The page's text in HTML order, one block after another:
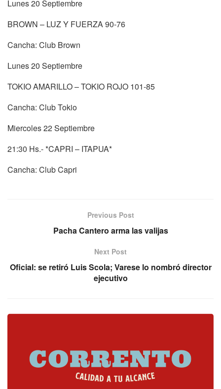
Lunes 20 Septiembre
BROWN – LUZ Y FUERZA 90-76
Cancha: Club Brown
Lunes 20 Septiembre
TOKIO AMARILLO – TOKIO ROJO 101-85
Cancha: Club Tokio
Miercoles 22 Septiembre
21:30 Hs.- *CAPRI – ITAPUA*
Cancha: Club Capri
Previous Post
Pacha Cantero arma las valijas
Next Post
Oficial: se retiró Luis Scola; Varese lo nombró director
ejecutivo